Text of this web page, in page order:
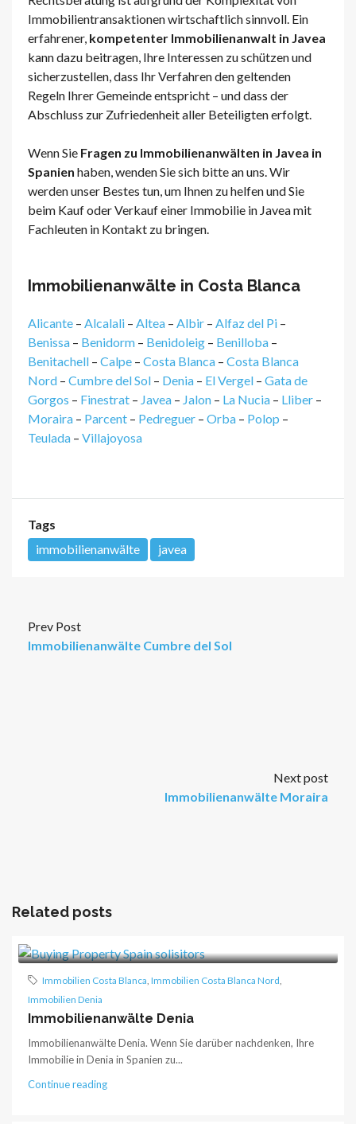
Immobilientransaktionen wirtschaftlich sinnvoll. Ein
erfahrener, kompetenter Immobilienanwalt in Javea
kann dazu beitragen, Ihre Interessen zu schützen und
sicherzustellen, dass Ihr Verfahren den geltenden
Regeln Ihrer Gemeinde entspricht – und dass der
Abschluss zur Zufriedenheit aller Beteiligten erfolgt.
Wenn Sie Fragen zu Immobilienanwälten in Javea in
Spanien haben, wenden Sie sich bitte an uns. Wir
werden unser Bestes tun, um Ihnen zu helfen und Sie
beim Kauf oder Verkauf einer Immobilie in Javea mit
Fachleuten in Kontakt zu bringen.
Immobilienanwälte in Costa Blanca
Alicante – Alcalali – Altea – Albir – Alfaz del Pi –
Benissa – Benidorm – Benidoleig – Benilloba –
Benitachell – Calpe – Costa Blanca – Costa Blanca
Nord – Cumbre del Sol – Denia – El Vergel – Gata de
Gorgos – Finestrat – Javea – Jalon – La Nucia – Lliber –
Moraira – Parcent – Pedreguer – Orba – Polop –
Teulada – Villajoyosa
Tags
immobilienanwälte
javea
Prev Post
Immobilienanwälte Cumbre del Sol
Next post
Immobilienanwälte Moraira
Related posts
Immobilien Costa Blanca Immobilien Costa Blanca Nord
Immobilien Denia
Immobilienanwälte Denia
Immobilienanwälte Denia. Wenn Sie darüber nachdenken, Ihre
Immobilie in Denia in Spanien zu...
Continue reading